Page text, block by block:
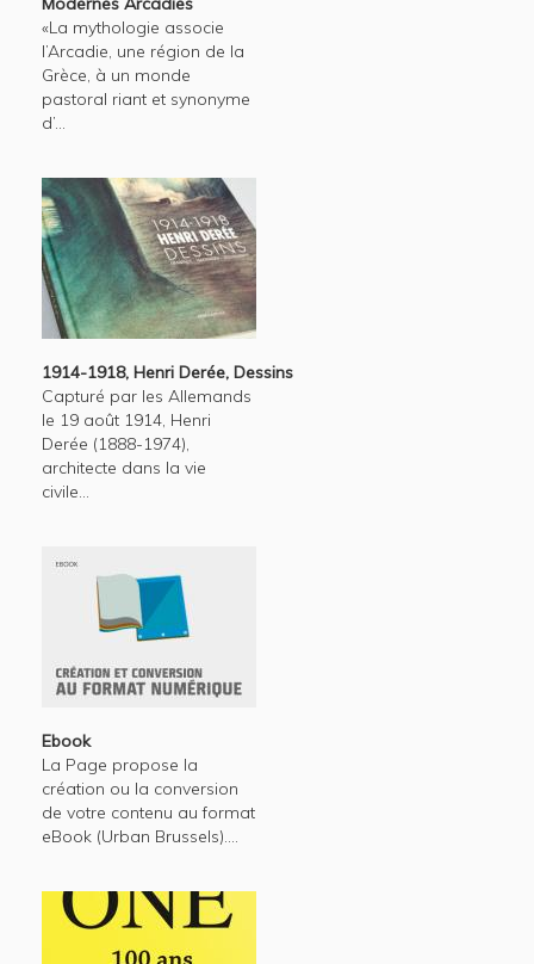
«La mythologie associe
l’Arcadie, une région de la
Grèce, à un monde
pastoral riant et synonyme
d’...
1914-1918, Henri Derée, Dessins
Capturé par les Allemands
le 19 août 1914, Henri
Derée (1888-1974),
architecte dans la vie
civile...
Ebook
La Page propose la
création ou la conversion
de votre contenu au format
eBook (Urban Brussels)....